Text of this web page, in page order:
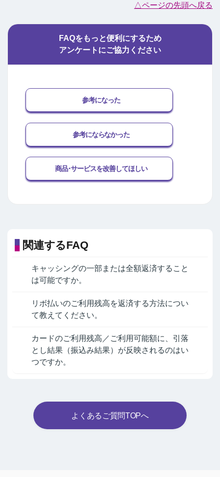
△ページの先頭へ戻る
FAQをもっと便利にするため
アンケートにご協力ください
参考になった
参考にならなかった
商品･サービスを改善してほしい
関連するFAQ
キャッシングの一部または全額返済すること
は可能ですか。
リボ払いのご利用残高を返済する方法につい
て教えてください。
カードのご利用残高／ご利用可能額に、引落
とし結果（振込み結果）が反映されるのはい
つですか。
よくあるご質問TOPへ